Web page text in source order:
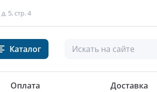
5, стр. 4
Каталог
Оплата Доставка